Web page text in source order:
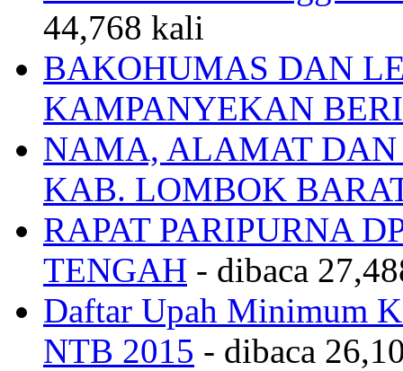
44,768 kali
BAKOHUMAS DAN
KAMPANYEKAN
NAMA, ALAMAT DAN
KAB. LOMBOK
RAPAT PARIPURNA
TENGAH - dibaca
Daftar Upah Minimum
NTB 2015 - dibaca